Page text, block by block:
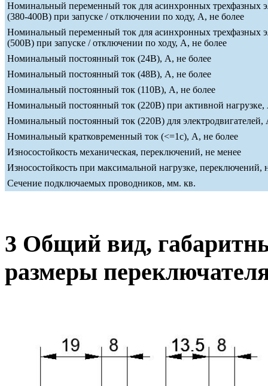
Номинальный переменный ток для асинхронных трехфазных
(380-400В) при запуске / отключении по ходу, А, не более
Номинальный переменный ток для асинхронных трехфазных
(500В) при запуске / отключении по ходу, А, не более
Номинальный постоянный ток (24В), А, не более
Номинальный постоянный ток (48В), А, не более
Номинальный постоянный ток (110В), А, не более
Номинальный постоянный ток (220В) при активной нагрузке,
Номинальный постоянный ток (220В) для электродвигателей,
Номинальный кратковременный ток (<=1c), А, не более
Износостойкость механическая, переключений, не менее
Износостойкость при максимальной нагрузке, переключений,
Сечение подключаемых проводников, мм. кв.
3 Общий вид,
размеры